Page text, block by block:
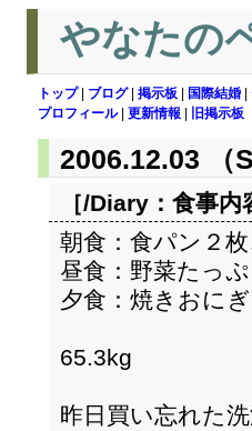
やなたの
トップ| ブログ| 掲示板 国際結婚
プロフィール| 更新情報 旧掲示板
2006.12.03 （
［/Diary： 食事内
朝食：食パン２
昼食：野菜たっ
夕食：焼きおに
65.3kg
昨日買い忘れた